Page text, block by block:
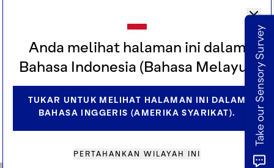
Anda melihat halaman ini dalam
Bahasa Indonesia (Bahasa Melayu).
TUKAR UNTUK MELIHAT HALAMAN INI DALAM
BAHASA INGGERIS (AMERIKA SYARIKAT).
PERTAHANKAN WILAYAH INI
COKELAT HORCHATA DENGAN SUSU
OAT
Take our Sensory Survey